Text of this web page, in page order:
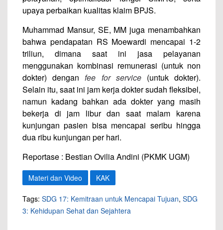
upaya perbaikan kualitas klaim BPJS.
Muhammad Mansur, SE, MM juga menambahkan
bahwa pendapatan RS Moewardi mencapai 1-2
triliun, dimana saat ini jasa pelayanan
menggunakan kombinasi remunerasi (untuk non
dokter) denganfee for service(untuk dokter).
Selain itu, saat ini jam kerja dokter sudah fleksibel,
namun kadang bahkan ada dokter yang masih
bekerja di jam libur dan saat malam karena
kunjungan pasien bisa mencapai seribu hingga
dua ribu kunjungan per hari.
Reportase : Bestian Ovilia Andini (PKMK UGM)
Materi dan Video KAK
Tags: SDG 17: Kemitraan untuk Mencapai Tujuan, SDG
3: Kehidupan Sehat dan Sejahtera